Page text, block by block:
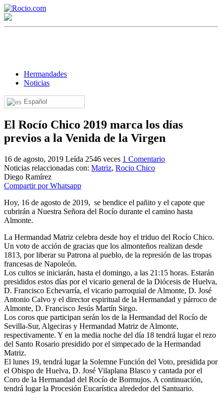
Hermandades
Noticias
Español
El Rocío Chico 2019 marca los días
previos a la Venida de la Virgen
16 de agosto, 2019 Leída 2546 veces 1 Comentario
Noticias relaccionadas con: Matriz, Rocio Chico
Diego Ramírez
Compartir por Whatsapp
Hoy, 16 de agosto de 2019, se bendice el pañito y el capote que
cubrirán a Nuestra Señora del Rocío durante el camino hasta
Almonte.
La Hermandad Matriz celebra desde hoy el triduo del Rocío Chico.
Un voto de acción de gracias que los almonteños realizan desde
1813, por liberar su Patrona al pueblo, de la represión de las tropas
francesas de Napoleón.
Los cultos se iniciarán, hasta el domingo, a las 21:15 horas. Estarán
presididos estos días por el vicario general de la Diócesis de Huelva,
D. Francisco Echevarría, el vicario parroquial de Almonte, D. José
Antonio Calvo y el director espiritual de la Hermandad y párroco de
Almonte, D. Francisco Jesús Martín Sirgo.
Los coros que participan serán los de la Hermandad del Rocío de
Sevilla-Sur, Algeciras y Hermandad Matriz de Almonte,
respectivamente. Y en la media noche del día 18 tendrá lugar el rezo
del Santo Rosario presidido por el simpecado de la Hermandad
Matriz.
El lunes 19, tendrá lugar la Solemne Función del Voto, presidida por
el Obispo de Huelva, D. José Vilaplana Blasco y cantada por el
Coro de la Hermandad del Rocío de Bormujos. A continuación,
tendrá lugar la Procesión Eucarística alrededor del Santuario.
¡Bienvenido! Soy el asistente virtual de rocio.com.
¿En qué puedo ayudarte?
Historia de la Virgen del Rocío
¿Cuándo es la romería del Rocío?
¿Cuándo se construyó la primera ermita?
¿Cuales son los actos principales que se celebran en el
Rocío?
Quiero hacer el camino,¿que tengo que hacer?
En el Rocío, ¿dónde me alojo?